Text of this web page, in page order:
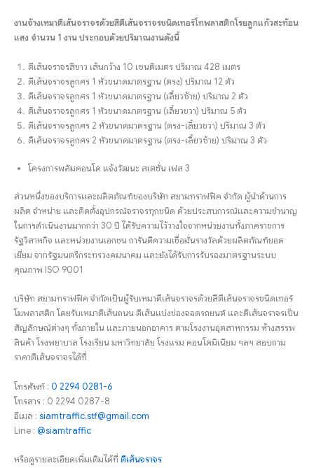
งานจ้างเหมาตีเส้นจราจรด้วยสีตีเส้นจราจรชนิดเทอร์โทพลาสติกโรยลูกแก้วสะท้อน
แสง จำนวน 1 งาน ประกอบด้วยปริมาณงานดังนี้
ตีเส้นจราจรสีขาว เส้นกว้าง 10 เซนติเมตร ปริมาณ 428 เมตร
ตีเส้นจราจรลูกศร 1 หัวขนาดมาตรฐาน (ตรง) ปริมาณ 12 ตัว
ตีเส้นจราจรลูกศร 1 หัวขนาดมาตรฐาน (เลี้ยวซ้าย) ปริมาณ 2 ตัว
ตีเส้นจราจรลูกศร 1 หัวขนาดมาตรฐาน (เลี้ยวขวา) ปริมาณ 5 ตัว
ตีเส้นจราจรลูกศร 2 หัวขนาดมาตรฐาน (ตรง-เลี้ยวขวา) ปริมาณ 3 ตัว
ตีเส้นจราจรลูกศร 2 หัวขนาดมาตรฐาน (ตรง-เลี้ยวซ้าย) ปริมาณ 3 ตัว
โครงการพลัมคอนโด แจ้งวัฒนะ สเตชั่น เฟส 3
ส่วนหนึ่งของบริการและผลิตภัณฑ์ของบริษัท สยามทราฟฟิค จำกัด ผู้นำด้านการ
ผลิต จำหน่าย และติดตั้งอุปกรณ์จราจรทุกชนิด ด้วยประสบการณ์และความชำนาญ
ในการดำเนินงานมากกว่า 30 ปี ได้รับความไว้วางใจจากหน่วยงานทั้งภาคราชการ
รัฐวิสาหกิจ และหน่วยงานเอกชน การันตีความเชื่อมั่นรางวัลด้วยผลิตภัณฑ์ยอด
เยี่ยม จากรัฐมนตรีกระทรวงคมนาคม และยังได้รับการรับรองมาตรฐานระบบ
คุณภาพ ISO 9001
บริษัท สยามทราฟฟิค จำกัดเป็นผู้รับเหมาตีเส้นจราจรด้วยสีตีเส้นจราจรชนิดเทอร์
โมพลาสติก โดยรับเหมาตีเส้นถนน ตีเส้นแบ่งช่องจอดรถยนต์ และตีเส้นจราจรเป็น
สัญลักษณ์ต่างๆ ทั้งภายใน และภายนอกอาคาร ตามโรงงานอุตสาหกรรม ห้างสรรพ
สินค้า โรงพยาบาล โรงเรียน มหาวิทยาลัย โรงแรม คอนโดมิเนียม ฯลฯ สอบถาม
ราคาตีเส้นจราจรได้ที่
โทรศัพท์ : 0 2294 0281-6
โทรสาร : 0 2294 0287-8
อีเมล : siamtraffic.stf@gmail.com
Line : @siamtraffic
หรือดูรายละเอียดเพิ่มเติมได้ที่ ตีเส้นจราจร